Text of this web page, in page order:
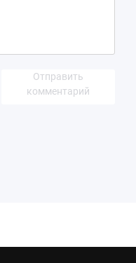
Отправить
комментарий